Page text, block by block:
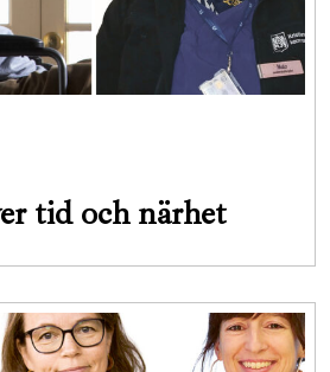
tid och närhet